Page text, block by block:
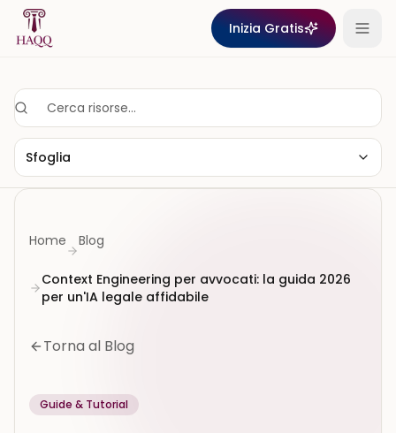
Skip to content
Inizia Gratis
Sfoglia
Home Blog
Context Engineering per avvocati: la guida 2026
per un'IA legale affidabile
Torna al Blog
Guide & Tutorial